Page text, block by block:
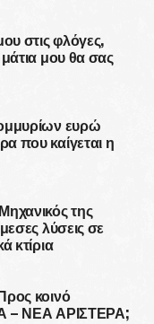
στις φλόγες,
μου θα σας
ευρώ
που καίγεται η
της
λύσεις σε
κτίρια
κοινό
– ΝΕΑ ΑΡΙΣΤΕΡΑ;